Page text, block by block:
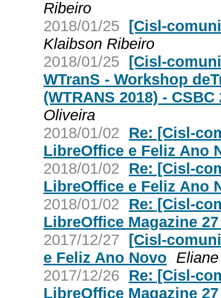
Ribeiro
2018/01/25 [Cisl-
Klaibson Ribeiro
2018/01/25 [Cisl-
WTranS - Workshop
(WTRANS 2018) - CSBC
Oliveira
2018/01/02
Re: [Cisl-
LibreOffice e Feliz Ano
2018/01/02
Re: [Cisl-
LibreOffice e Feliz Ano
2018/01/02
Re: [Cisl-
LibreOffice Magazine
2017/12/27 [Cisl-
e Feliz Ano Novo
2017/12/26
Re: [Cisl-
LibreOffice Magazine